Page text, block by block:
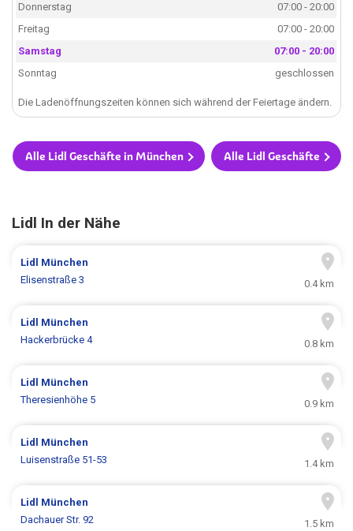
Donnerstag
07:00 - 20:00
Freitag
07:00 - 20:00
Samstag
07:00 - 20:00
Sonntag
geschlossen
Die Ladenöffnungszeiten können sich während der Feiertage ändern.
Alle Lidl Geschäfte in München Alle Lidl Geschäfte
Lidl In der Nähe
Lidl München
Elisenstraße 3
0.4 km
Lidl München
Hackerbrücke 4
0.8 km
Lidl München
Theresienhöhe 5
0.9 km
Lidl München
Luisenstraße 51-53
1.4 km
Lidl München
Dachauer Str. 92
1.5 km